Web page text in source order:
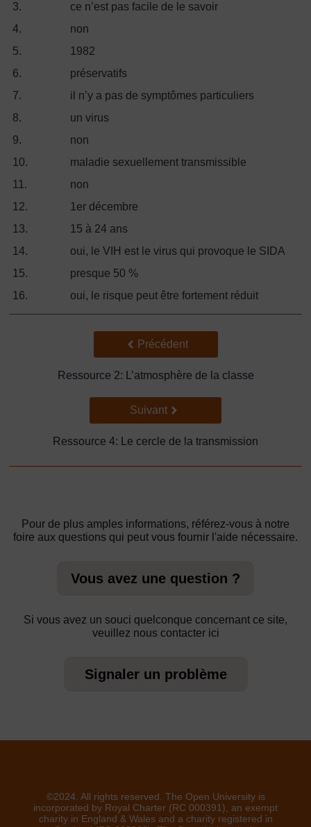
3.
ce n’est pas facile de le savoir
4.
non
5.
1982
6.
préservatifs
7.
il n’y a pas de symptômes particuliers
8.
un virus
9.
non
10.
maladie sexuellement transmissible
11.
non
12.
1er décembre
13.
15 à 24 ans
14.
oui, le VIH est le virus qui provoque le SIDA
15.
presque 50 %
16.
oui, le risque peut être fortement réduit
Précédent
Précédent
Ressource 2: L’atmosphère de la classe
Suivant
Suivant
Ressource 4: Le cercle de la transmission
Pour de plus amples informations, référez-vous à notre
foire aux questions qui peut vous fournir l'aide nécessaire.
Vous avez une question ?
Si vous avez un souci quelconque concernant ce site,
veuillez nous contacter ici
Signaler un problème
©2024. All rights reserved. The Open University is
incorporated by Royal Charter (RC 000391), an exempt
charity in England & Wales and a charity registered in